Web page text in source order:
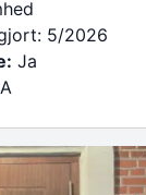
5/2026
Ja